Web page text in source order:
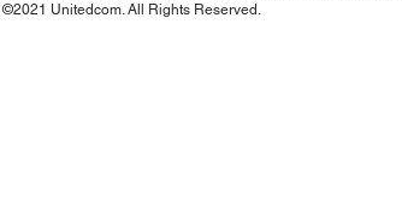
©2021 Unitedcom. All Rights Reserved.